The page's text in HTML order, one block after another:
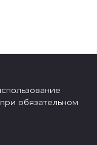
обязательном